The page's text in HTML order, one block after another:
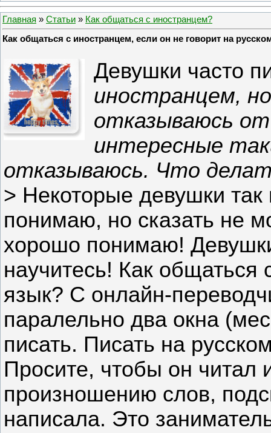
Главная » Статьи » Как общаться с иностранцем?
Как общаться с иностранцем, если он не говорит на
Девушки часто
иностранцем,
отказываюсь
интересные
отказываюсь. Что
> Некоторые девушки так
понимаю, но сказать не
хорошо понимаю!
научитесь! Как
язык? С онлайн-
паралельно два окна
писать. Писать на
Просите, чтобы он читал
произношению слов,
написала. Это